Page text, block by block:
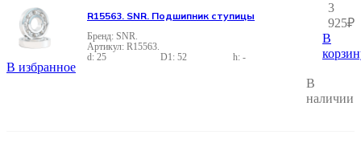
В избранное
R15563.
25
52 -
SNR.
R15563. SNR. Подшипник ступицы
3
925₽
В
В
наличии